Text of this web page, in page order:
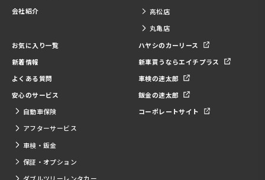
会社紹介
高松店
丸亀店
お気に入り一覧
新着情報
よくある質問
安心のサービス
自動車保険
アフターサービス
車検・鈑金
保証・オプション
ハヤシのカーリース
新車買うならエイチプラス
車検の速太郎
鈑金の速太郎
コーポレートサイト